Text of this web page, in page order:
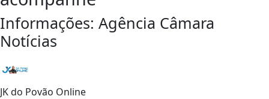
Informações: Agência Câmara
Notícias
JK do Povão Online